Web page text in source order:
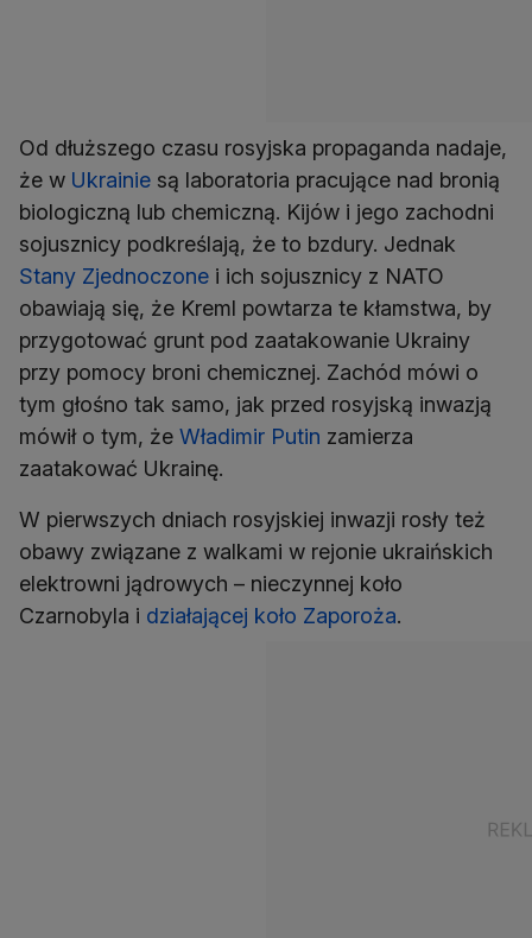
Od dłuższego czasu rosyjska propaganda nadaje,
że w Ukrainie są laboratoria pracujące nad bronią
biologiczną lub chemiczną. Kijów i jego zachodni
sojusznicy podkreślają, że to bzdury. Jednak
Stany Zjednoczone i ich sojusznicy z NATO
obawiają się, że Kreml powtarza te kłamstwa, by
przygotować grunt pod zaatakowanie Ukrainy
przy pomocy broni chemicznej. Zachód mówi o
tym głośno tak samo, jak przed rosyjską inwazją
mówił o tym, że Władimir Putin zamierza
zaatakować Ukrainę.
W pierwszych dniach rosyjskiej inwazji rosły też
obawy związane z walkami w rejonie ukraińskich
elektrowni jądrowych – nieczynnej koło
Czarnobyla i działającej koło Zaporoża.